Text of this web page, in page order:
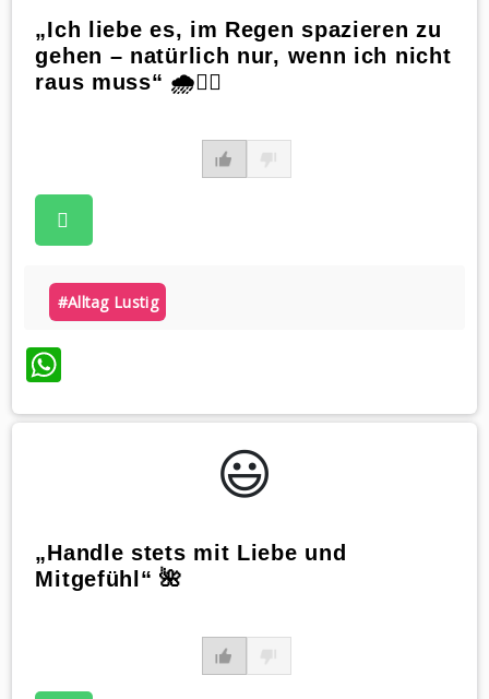
„Ich liebe es, im Regen spazieren zu
gehen – natürlich nur, wenn ich nicht
raus muss“ 🌧️🚶‍♀️
#alltag Lustig
WhatsApp
😃️
„Handle stets mit Liebe und
Mitgefühl“ 🌺